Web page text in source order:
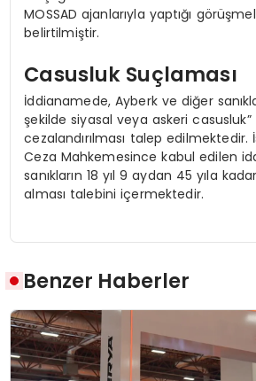
MOSSAD ajanlarıyla yaptığı
belirtilmiştir.
Casusluk Suçlaması
İddianamede, Ayberk ve diğer
şekilde siyasal veya askeri
cezalandırılması talep edilmektedir.
Ceza Mahkemesince kabul edilen
sanıkların 18 yıl 9 aydan 45 yıla
alması talebini içermektedir.
Benzer Haberler